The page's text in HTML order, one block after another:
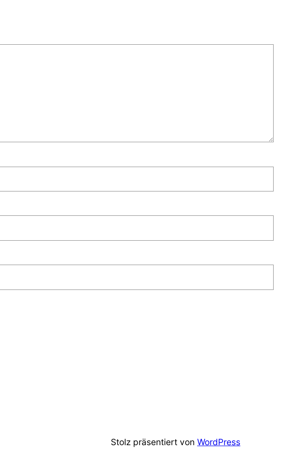
Stolz präsentiert von WordPress